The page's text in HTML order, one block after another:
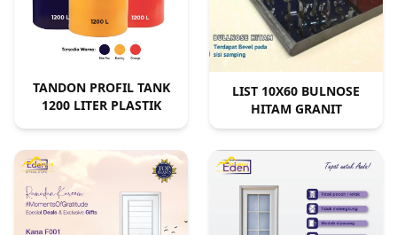
TANDON PROFIL TANK
1200 LITER PLASTIK
LIST 10X60 BULNOSE
HITAM GRANIT